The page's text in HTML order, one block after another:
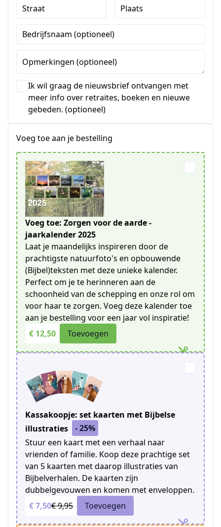
Straat Plaats
Bedrijfsnaam (optioneel)
Opmerkingen (optioneel)
Ik wil graag de nieuwsbrief ontvangen met
meer info over retraites, boeken en nieuwe
gebeden. (optioneel)
Voeg toe aan je bestelling
Voeg toe: Zorgen voor de aarde -
jaarkalender 2025
Laat je maandelijks inspireren door de
prachtigste natuurfoto's en opbouwende
(Bijbel)teksten met deze unieke kalender.
Perfect om je te herinneren aan de
schoonheid van de schepping en onze rol om
voor haar te zorgen. Voeg deze kalender toe
aan je bestelling voor een jaar vol inspiratie!
€ 12,50
Toevoegen
Kassakoopje: set kaarten met Bijbelse
illustraties
- 25%
Stuur een kaart met een verhaal naar
vrienden of familie. Koop deze prachtige set
van 5 kaarten met daarop illustraties van
Bijbelverhalen. De kaarten zijn
dubbelgevouwen en komen met enveloppen.
€ 7,50€ 9,95 Toevoegen